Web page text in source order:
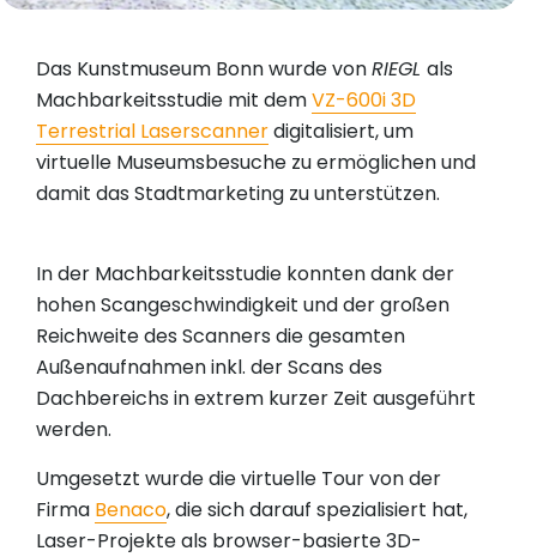
Das Kunstmuseum Bonn wurde vonRIEGL als
Machbarkeitsstudie mit demVZ-600i 3D
Terrestrial Laserscannerdigitalisiert, um
virtuelle Museumsbesuche zu ermöglichen und
damit das Stadtmarketing zu unterstützen.
In der Machbarkeitsstudie konnten dank der
hohen Scangeschwindigkeit und der großen
Reichweite des Scanners die gesamten
Außenaufnahmen inkl. der Scans des
Dachbereichs in extrem kurzer Zeit ausgeführt
werden.
Umgesetzt wurde die virtuelle Tour von der
Firma Benaco, die sich darauf spezialisiert hat,
Laser-Projekte als browser-basierte 3D-